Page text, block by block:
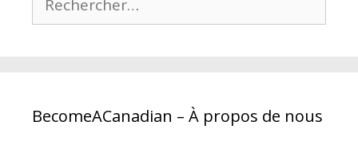
BecomeACanadian – À propos de nous